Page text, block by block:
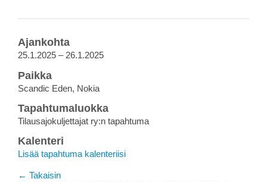
Ajankohta
25.1.2025 – 26.1.2025
Paikka
Scandic Eden, Nokia
Tapahtumaluokka
Tilausajokuljettajat ry:n tapahtuma
Kalenteri
Lisää tapahtuma kalenteriisi
← Takaisin